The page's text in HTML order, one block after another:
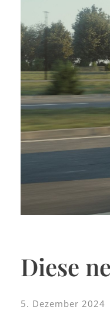
Diese
5. Dezember 2024